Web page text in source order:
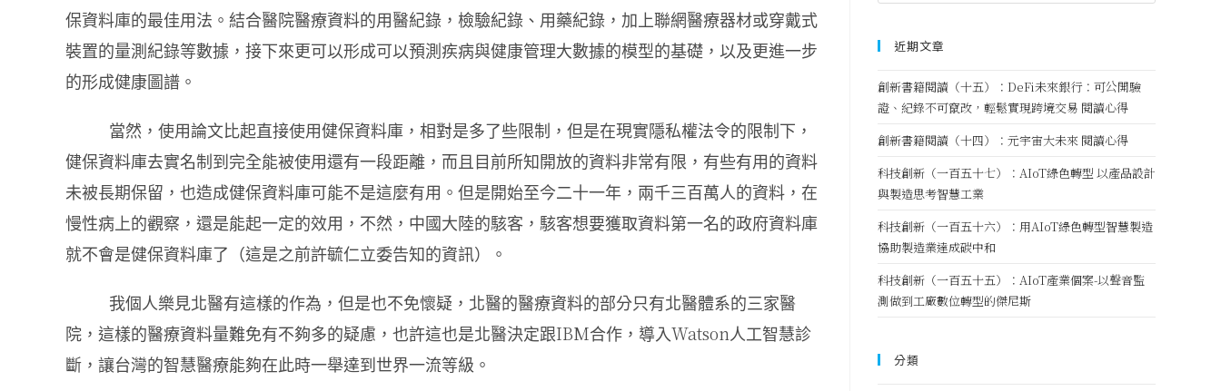
保資料庫的最佳用法。結合醫院醫療資料的用醫紀錄，檢驗紀錄、用藥紀錄，加上聯網醫療器材或穿戴式
裝置的量測紀錄等數據，接下來更可以形成可以預測疾病與健康管理大數據的模型的基礎，以及更進一步
的形成健康圖譜。
當然，使用論文比起直接使用健保資料庫，相對是多了些限制，但是在現實隱私權法令的限制下，
健保資料庫去實名制到完全能被使用還有一段距離，而且目前所知開放的資料非常有限，有些有用的資料
未被長期保留，也造成健保資料庫可能不是這麼有用。但是開始至今二十一年，兩千三百萬人的資料，在
慢性病上的觀察，還是能起一定的效用，不然，中國大陸的駭客，駭客想要獲取資料第一名的政府資料庫
就不會是健保資料庫了（這是之前許毓仁立委告知的資訊）。
我個人樂見北醫有這樣的作為，但是也不免懷疑，北醫的醫療資料的部分只有北醫體系的三家醫
院，這樣的醫療資料量難免有不夠多的疑慮，也許這也是北醫決定跟IBM合作，導入Watson人工智慧診
斷，讓台灣的智慧醫療能夠在此時一舉達到世界一流等級。
近期文章
創新書籍閱讀（十五）：DeFi未來銀行：可公開驗
證、紀錄不可竄改，輕鬆實現跨境交易 閱讀心得
創新書籍閱讀（十四）：元宇宙大未來 閱讀心得
科技創新（一百五十七）：AIoT綠色轉型 以產品設計
與製造思考智慧工業
科技創新（一百五十六）：用AIoT綠色轉型智慧製造
協助製造業達成碳中和
科技創新（一百五十五）：AIoT產業個案-以聲音監
測做到工廠數位轉型的傑尼斯
分類